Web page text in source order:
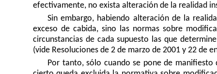
efectivamente, no exista alteración de la realidad
Sin embargo, habiendo alteración de la
exceso de cabida, sino las normas sobre
circunstancias de cada supuesto las que
(vide Resoluciones de 2 de marzo de 2001 y 22 de
Por tanto, sólo cuando se pone de